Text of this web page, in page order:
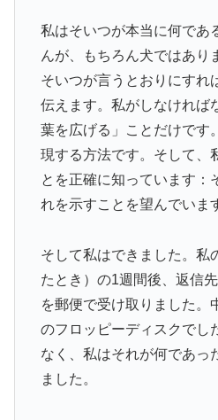
私はそいつが本当に何であ
んが、もちろん犬ではあり
そいつが言うとおりにすれ
伝えます。私がしなければ
葉を広げる」ことだけです
現する方法です。そして、
とを正確に知っています：
れを示すことを望んでいま
そして私はできました。私
たとき）の1週間後、返信
を郵便で受け取りました。
のフロッピーディスクでし
なく、私はそれが何であっ
ました。